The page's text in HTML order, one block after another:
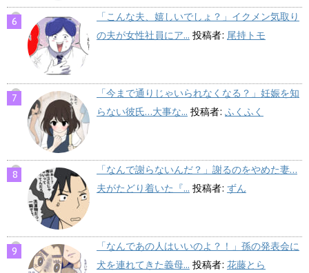
「こんな夫、嬉しいでしょ？」イクメン気取り
の夫が女性社員にア... 投稿者: 尾持トモ
「今まで通りじゃいられなくなる？」妊娠を知
らない彼氏…大事な... 投稿者: ふくふく
「なんで謝らないんだ？」謝るのをやめた妻…
夫がたどり着いた『... 投稿者: ずん
「なんであの人はいいのよ？！」孫の発表会に
犬を連れてきた義母... 投稿者: 花藤とら